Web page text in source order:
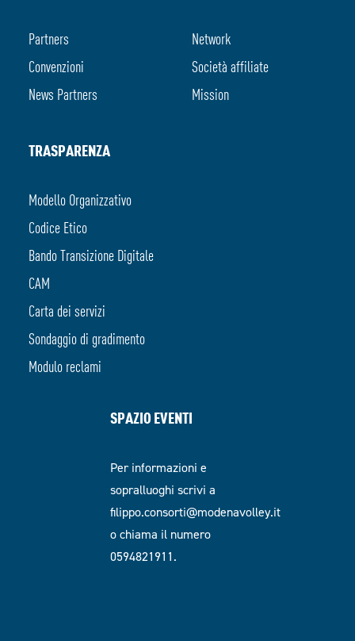
Partners
Convenzioni
News Partners
Network
Società affiliate
Mission
TRASPARENZA
Modello Organizzativo
Codice Etico
Bando Transizione Digitale
CAM
Carta dei servizi
Sondaggio di gradimento
Modulo reclami
SPAZIO EVENTI
Per informazioni e
sopralluoghi scrivi a
filippo.consorti@modenavolley.it
o chiama il numero
0594821911.